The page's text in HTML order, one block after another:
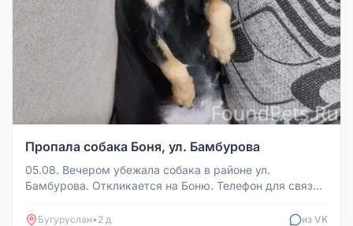
Пропала собака Боня, ул. Бамбурова
05.08. Вечером убежала собака в районе ул.
Бамбурова. Откликается на Боню. Телефон для связи:
Бугуруслан• 2 д из VK